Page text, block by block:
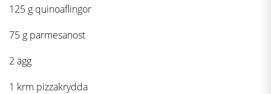
125 g quinoaflingor
75 g parmesanost
2 ägg
1 krm pizzakrydda